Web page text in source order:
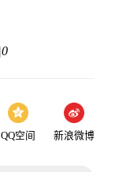
0
QQ空间 新浪微博